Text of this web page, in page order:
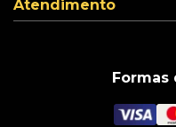
Atendimento
Formas